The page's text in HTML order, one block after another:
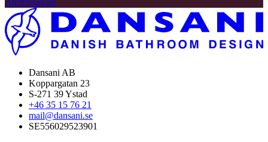
Återförsäljare
Dansani AB
Koppargatan 23
S-271 39 Ystad
+46 35 15 76 21
mail@dansani.se
SE556029523901